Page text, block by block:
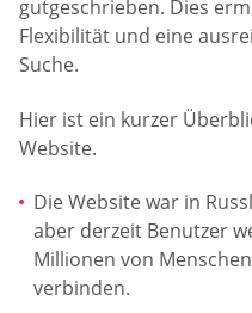
gutgeschrieben. Dies
Flexibilität und eine
Suche.
Hier ist ein kurzer
Website.
Die Website war in
aber derzeit Benutzer
Millionen von
verbinden.